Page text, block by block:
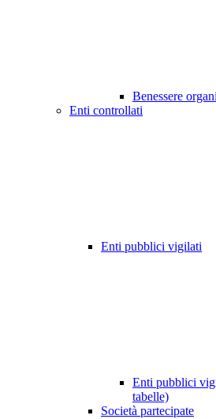
Benessere
Enti controllati
Enti pubblici vigilati
Enti pubblici
tabelle)
Società partecipate